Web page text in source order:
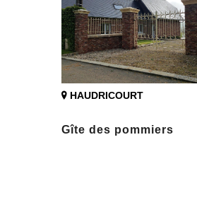
HAUDRICOURT
Gîte des pommiers